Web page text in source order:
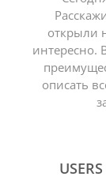
открыли
интересно.
описать